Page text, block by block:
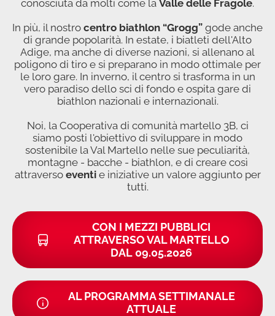
conosciuta da molti come la Valle delle Fragole.
In più, il nostro centro biathlon “Grogg” gode anche
di grande popolarità. In estate, i biatleti dell'Alto
Adige, ma anche di diverse nazioni, si allenano al
poligono di tiro e si preparano in modo ottimale per
le loro gare. In inverno, il centro si trasforma in un
vero paradiso dello sci di fondo e ospita gare di
biathlon nazionali e internazionali.
Noi, la Cooperativa di comunità martello 3B, ci
siamo posti l'obiettivo di sviluppare in modo
sostenibile la Val Martello nelle sue peculiarità,
montagne - bacche - biathlon, e di creare così
attraverso eventie iniziative un valore aggiunto per
tutti.
CON I MEZZI PUBBLICI
ATTRAVERSO VAL MARTELLO
DAL 09.05.2026
AL PROGRAMMA SETTIMANALE
ATTUALE